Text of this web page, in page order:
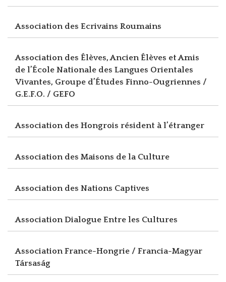
Association des Ecrivains Roumains
Association des Élèves, Ancien Élèves et Amis
de l’École Nationale des Langues Orientales
Vivantes, Groupe d’Études Finno-Ougriennes /
G.E.F.O. / GEFO
Association des Hongrois résident à l’étranger
Association des Maisons de la Culture
Association des Nations Captives
Association Dialogue Entre les Cultures
Association France-Hongrie / Francia-Magyar
Társaság